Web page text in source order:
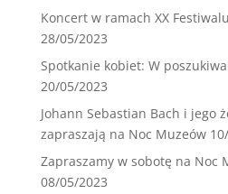
Koncert w ramach XX
28/05/2023
Spotkanie kobiet: W
20/05/2023
Johann Sebastian Bach i jego
zapraszają na Noc Muzeów
Zapraszamy w sobotę na Noc
08/05/2023